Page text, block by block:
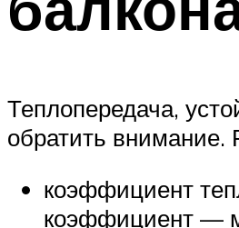
Теплопередача,
обратить внимание.
коэффициент
коэффициент —